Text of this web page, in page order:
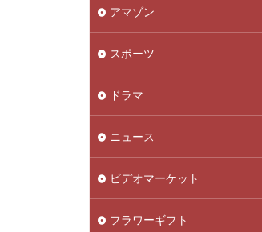
アマゾン
スポーツ
ドラマ
ニュース
ビデオマーケット
フラワーギフト